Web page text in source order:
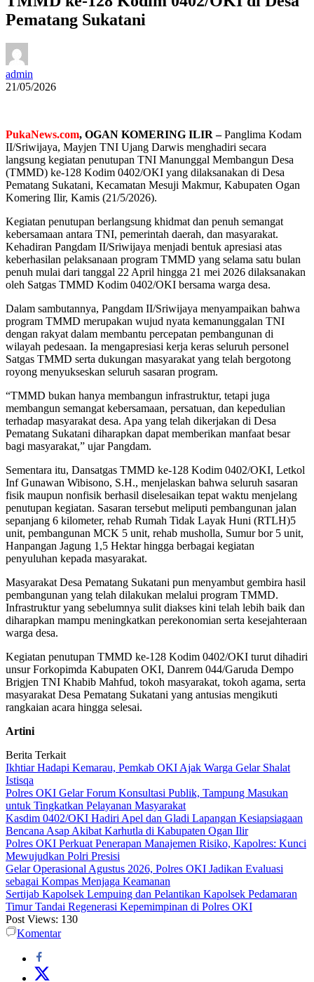
Pematang Sukatani
admin
21/05/2026
PukaNews.com, OGAN KOMERING ILIR –Panglima Kodam
II/Sriwijaya, Mayjen TNI Ujang Darwis menghadiri secara
langsung kegiatan penutupan TNI Manunggal Membangun Desa
(TMMD) ke-128 Kodim 0402/OKI yang dilaksanakan di Desa
Pematang Sukatani, Kecamatan Mesuji Makmur, Kabupaten Ogan
Komering Ilir, Kamis (21/5/2026).
Kegiatan penutupan berlangsung khidmat dan penuh semangat
kebersamaan antara TNI, pemerintah daerah, dan masyarakat.
Kehadiran Pangdam II/Sriwijaya menjadi bentuk apresiasi atas
keberhasilan pelaksanaan program TMMD yang selama satu bulan
penuh mulai dari tanggal 22 April hingga 21 mei 2026 dilaksanakan
oleh Satgas TMMD Kodim 0402/OKI bersama warga desa.
Dalam sambutannya, Pangdam II/Sriwijaya menyampaikan bahwa
program TMMD merupakan wujud nyata kemanunggalan TNI
dengan rakyat dalam membantu percepatan pembangunan di
wilayah pedesaan. Ia mengapresiasi kerja keras seluruh personel
Satgas TMMD serta dukungan masyarakat yang telah bergotong
royong menyukseskan seluruh sasaran program.
“TMMD bukan hanya membangun infrastruktur, tetapi juga
membangun semangat kebersamaan, persatuan, dan kepedulian
terhadap masyarakat desa. Apa yang telah dikerjakan di Desa
Pematang Sukatani diharapkan dapat memberikan manfaat besar
bagi masyarakat,” ujar Pangdam.
Sementara itu, Dansatgas TMMD ke-128 Kodim 0402/OKI, Letkol
Inf Gunawan Wibisono, S.H., menjelaskan bahwa seluruh sasaran
fisik maupun nonfisik berhasil diselesaikan tepat waktu menjelang
penutupan kegiatan. Sasaran tersebut meliputi pembangunan jalan
sepanjang 6 kilometer, rehab Rumah Tidak Layak Huni (RTLH)5
unit, pembangunan MCK 5 unit, rehab musholla, Sumur bor 5 unit,
Hanpangan Jagung 1,5 Hektar hingga berbagai kegiatan
penyuluhan kepada masyarakat.
Masyarakat Desa Pematang Sukatani pun menyambut gembira hasil
pembangunan yang telah dilakukan melalui program TMMD.
Infrastruktur yang sebelumnya sulit diakses kini telah lebih baik dan
diharapkan mampu meningkatkan perekonomian serta kesejahteraan
warga desa.
Kegiatan penutupan TMMD ke-128 Kodim 0402/OKI turut dihadiri
unsur Forkopimda Kabupaten OKI, Danrem 044/Garuda Dempo
Brigjen TNI Khabib Mahfud, tokoh masyarakat, tokoh agama, serta
masyarakat Desa Pematang Sukatani yang antusias mengikuti
rangkaian acara hingga selesai.
Artini
Berita Terkait
Ikhtiar Hadapi Kemarau, Pemkab OKI Ajak Warga Gelar Shalat
Istisqa
Polres OKI Gelar Forum Konsultasi Publik, Tampung Masukan
untuk Tingkatkan Pelayanan Masyarakat
Kasdim 0402/OKI Hadiri Apel dan Gladi Lapangan Kesiapsiagaan
Bencana Asap Akibat Karhutla di Kabupaten Ogan Ilir
Polres OKI Perkuat Penerapan Manajemen Risiko, Kapolres: Kunci
Mewujudkan Polri Presisi
Gelar Operasional Agustus 2026, Polres OKI Jadikan Evaluasi
sebagai Kompas Menjaga Keamanan
Sertijab Kapolsek Lempuing dan Pelantikan Kapolsek Pedamaran
Timur Tandai Regenerasi Kepemimpinan di Polres OKI
Post Views: 130
Komentar